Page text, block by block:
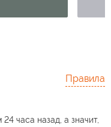
Правила
часа назад, а значит,